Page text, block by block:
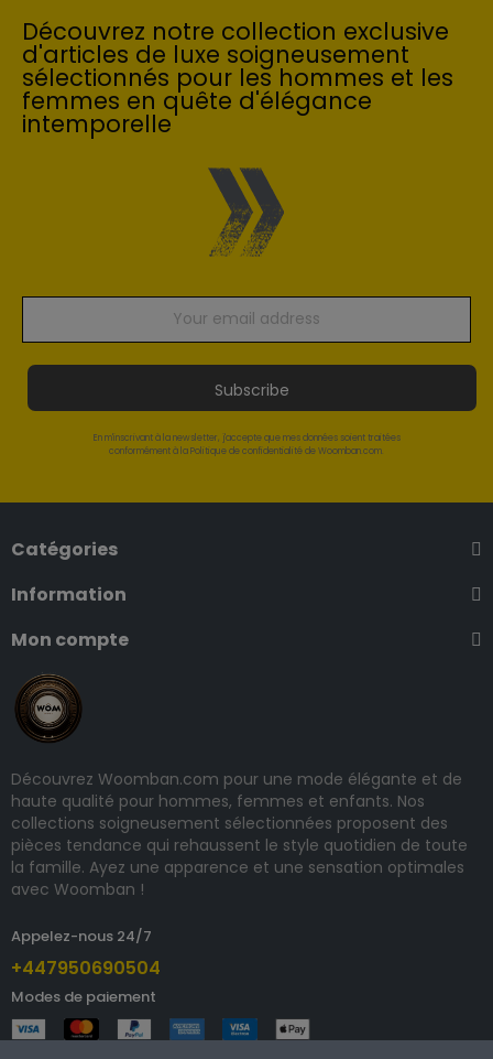
Découvrez notre collection exclusive
d'articles de luxe soigneusement
sélectionnés pour les hommes et les
femmes en quête d'élégance
intemporelle
Subscribe
En m'inscrivant à la newsletter, j'accepte que mes données soient traitées
conformément à la Politique de confidentialité de Woomban.com.
Catégories
Information
Mon compte
Découvrez Woomban.com pour une mode élégante et de
haute qualité pour hommes, femmes et enfants. Nos
collections soigneusement sélectionnées proposent des
pièces tendance qui rehaussent le style quotidien de toute
la famille. Ayez une apparence et une sensation optimales
avec Woomban !
Appelez-nous 24/7
+447950690504
Modes de paiement